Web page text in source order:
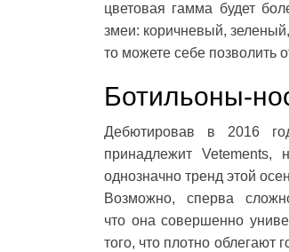
цветовая гамма будет
змеи: коричневый,
то можете себе позволить
Ботильоны-
Дебютировав в 2016
принадлежит
однозначно тренд этой
Возможно, сперва
что она совершенно
того, что плотно